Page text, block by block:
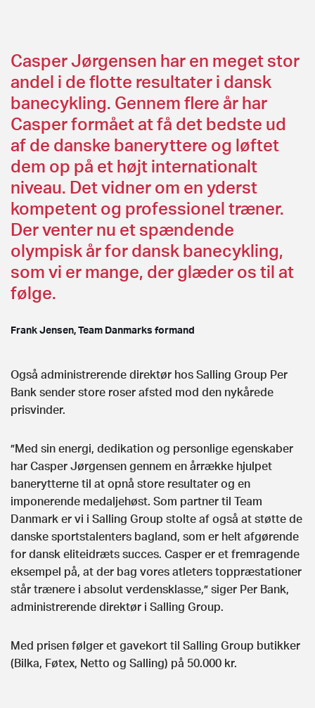
Casper Jørgensen har en meget stor
andel i de flotte resultater i dansk
banecykling. Gennem flere år har
Casper formået at få det bedste ud
af de danske baneryttere og løftet
dem op på et højt internationalt
niveau. Det vidner om en yderst
kompetent og professionel træner.
Der venter nu et spændende
olympisk år for dansk banecykling,
som vi er mange, der glæder os til at
følge.
Frank Jensen, Team Danmarks formand
Også administrerende direktør hos Salling Group Per
Bank sender store roser afsted mod den nykårede
prisvinder.
”Med sin energi, dedikation og personlige egenskaber
har Casper Jørgensen gennem en årrække hjulpet
banerytterne til at opnå store resultater og en
imponerende medaljehøst. Som partner til Team
Danmark er vi i Salling Group stolte af også at støtte de
danske sportstalenters bagland, som er helt afgørende
for dansk eliteidræts succes. Casper er et fremragende
eksempel på, at der bag vores atleters toppræstationer
står trænere i absolut verdensklasse,” siger Per Bank,
administrerende direktør i Salling Group.
Med prisen følger et gavekort til Salling Group butikker
(Bilka, Føtex, Netto og Salling) på 50.000 kr.